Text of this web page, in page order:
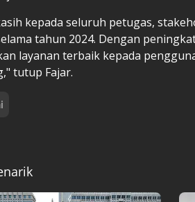
kepada seluruh petugas,
tahun 2024. Dengan
layanan terbaik kepada
tutup Fajar.